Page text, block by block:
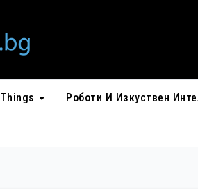
Роботи И Изкуствен